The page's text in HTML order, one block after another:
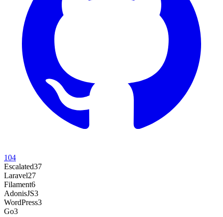
104
Escalated37
Laravel27
Filament6
AdonisJS3
WordPress3
Go3